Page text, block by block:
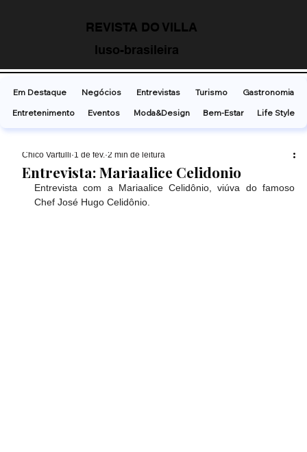
REVISTA DO VILLA
luso-brasileira
Entrevista: Mariaalice Celidonio
Chico Vartulli 1 de fev. 2 min de leitura
Entrevista com a Mariaalice Celidônio, viúva do famoso
Chef José Hugo Celidônio.
Em Destaque Negócios Entrevistas Turismo
Gastronomia
Entretenimento
Eventos Moda&Design Bem-Estar Life Style